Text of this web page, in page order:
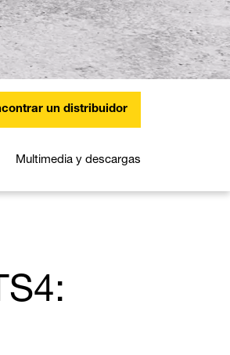
un distribuidor
Multimedia y descargas